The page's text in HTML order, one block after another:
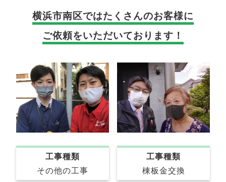
横浜市南区ではたくさんのお客様に
ご依頼をいただいております！
工事種類
その他の工事
工事種類
棟板金交換